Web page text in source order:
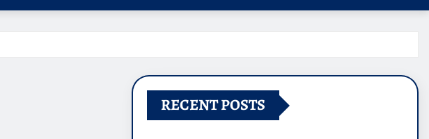
RECENT POSTS